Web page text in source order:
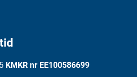
KMKR nr EE100586699